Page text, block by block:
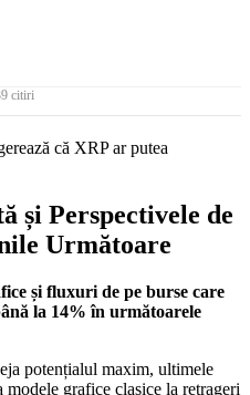
citiri
și Perspectivele de
Următoare
și fluxuri de pe burse care
la 14% în următoarele
potențialul maxim, ultimele
modele grafice clasice la retrageri